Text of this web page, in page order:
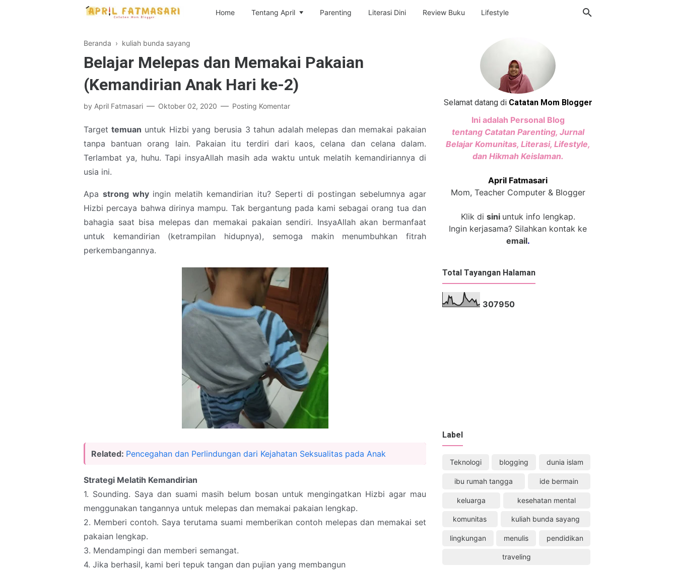
Home Tentang April Parenting Literasi Dini Review Buku Lifestyle
Beranda › kuliah bunda sayang
Belajar Melepas dan Memakai Pakaian
(Kemandirian Anak Hari ke-2)
by April Fatmasari Oktober 02, 2020 Posting Komentar
Target temuan untuk Hizbi yang berusia 3 tahun adalah melepas dan memakai pakaian
tanpa bantuan orang lain. Pakaian itu terdiri dari kaos, celana dan celana dalam.
Terlambat ya, huhu. Tapi insyaAllah masih ada waktu untuk melatih kemandiriannya di
usia ini.
Apastrong why ingin melatih kemandirian itu? Seperti di postingan sebelumnya agar
Hizbi percaya bahwa dirinya mampu. Tak bergantung pada kami sebagai orang tua dan
bahagia saat bisa melepas dan memakai pakaian sendiri. InsyaAllah akan bermanfaat
untuk kemandirian (ketrampilan hidupnya), semoga makin menumbuhkan fitrah
perkembangannya.
Related: Pencegahan dan Perlindungan dari Kejahatan Seksualitas pada Anak
Strategi Melatih Kemandirian
1. Sounding. Saya dan suami masih belum bosan untuk mengingatkan Hizbi agar mau
menggunakan tangannya untuk melepas dan memakai pakaian lengkap.
2. Memberi contoh. Saya terutama suami memberikan contoh melepas dan memakai set
pakaian lengkap.
3. Mendampingi dan memberi semangat.
4. Jika berhasil, kami beri tepuk tangan dan pujian yang membangun
Selamat datang di Catatan Mom Blogger
Ini adalah Personal Blog
tentang Catatan Parenting, Jurnal
Belajar Komunitas, Literasi, Lifestyle,
dan Hikmah Keislaman.
April Fatmasari
Mom, Teacher Computer & Blogger
Klik di sini untuk info lengkap.
Ingin kerjasama? Silahkan kontak ke
email.
Total Tayangan Halaman
307950
Label
Teknologi blogging dunia islam
ibu rumah tangga ide bermain
keluarga kesehatan mental
komunitas kuliah bunda sayang
lingkungan menulis pendidikan
traveling